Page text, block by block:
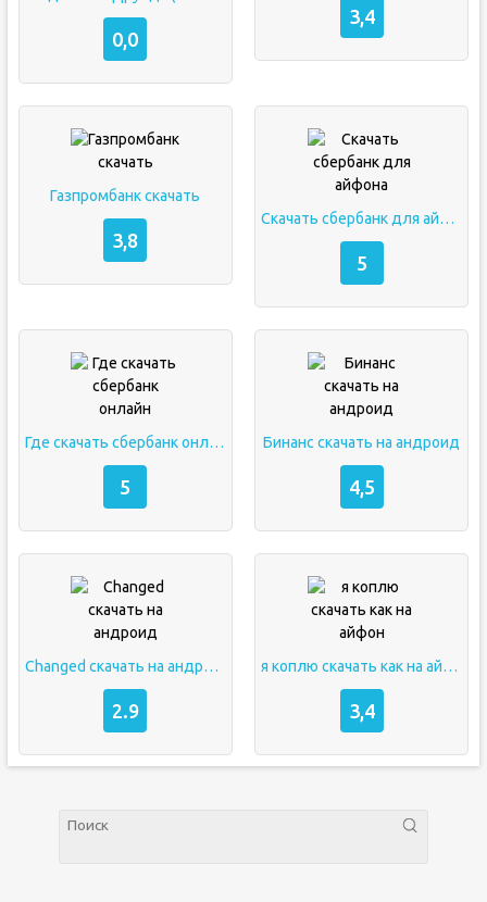
0,0
3,4
Газпромбанк скачать
3,8
Скачать сбербанк для айфона
5
Где скачать сбербанк онлайн
5
Бинанс скачать на андроид
4,5
Changed скачать на андроид
2.9
я коплю скачать как на айфон
3,4